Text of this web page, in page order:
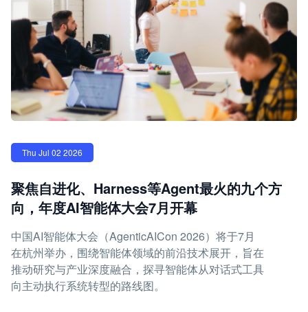
Thu Jul 02 2026
聚焦自进化、Harness等Agent最火的九个方
向，年度AI智能体大会7月开幕
中国AI智能体大会（AgenticAICon 2026）将于7月
在杭州举办，围绕智能体领域的前沿技术展开，旨在
推动研究与产业深度融合，探寻智能体从对话式工具
向主动执行系统转型的路线图。